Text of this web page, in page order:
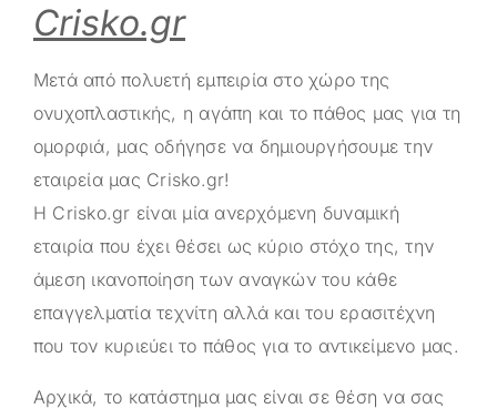
Crisko.gr
Μετά από πολυετή εμπειρία στο χώρο της
ονυχοπλαστικής, η αγάπη και το πάθος μας για τη
ομορφιά, μας οδήγησε να δημιουργήσουμε την
εταιρεία μας Crisko.gr!
Η Crisko.gr είναι μία ανερχόμενη δυναμική
εταιρία που έχει θέσει ως κύριο στόχο της, την
άμεση ικανοποίηση των αναγκών του κάθε
επαγγελματία τεχνίτη αλλά και του ερασιτέχνη
που τον κυριεύει το πάθος για το αντικείμενο μας.
Αρχικά, το κατάστημα μας είναι σε θέση να σας